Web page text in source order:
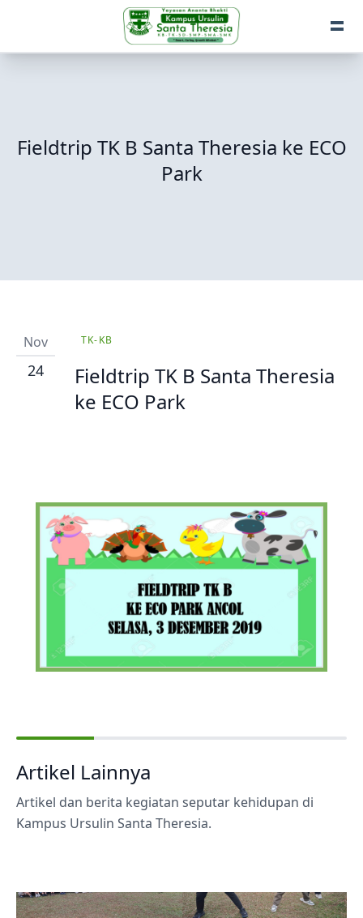
Fieldtrip TK B Santa Theresia ke ECO
Park
Nov
24
TK-KB
Fieldtrip TK B Santa Theresia
ke ECO Park
Artikel Lainnya
Artikel dan berita kegiatan seputar kehidupan di
Kampus Ursulin Santa Theresia.